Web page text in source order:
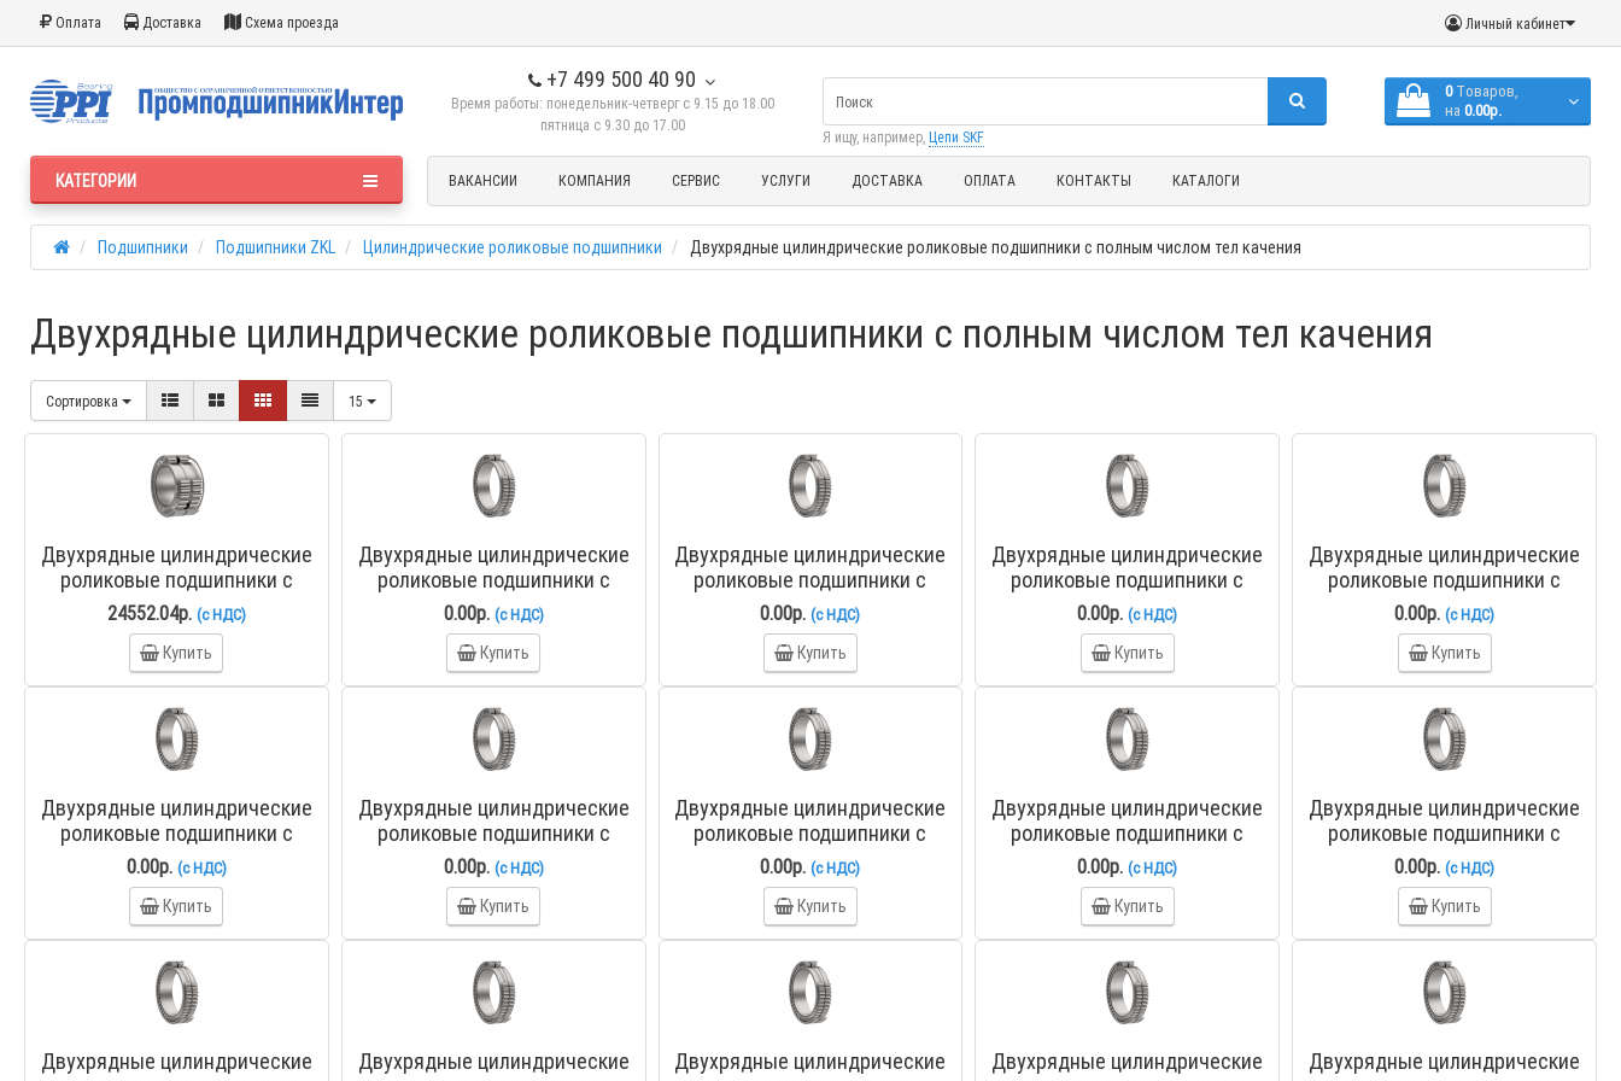
Оплата Доставка Схема проезда Личный кабинет
+7 499 500 40 90
Время работы: понедельник-четверг с 9.15 до 18.00
пятница с 9.30 до 17.00
0 Tоваров,
на 0.00р.
Я ищу, например, Цепи SKF
КАТЕГОРИИ ВАКАНСИИ КОМПАНИЯ СЕРВИС УСЛУГИ ДОСТАВКА ОПЛАТА КОНТАКТЫ КАТАЛОГИ
Подшипники Подшипники ZKL Цилиндрические роликовые подшипники Двухрядные цилиндрические роликовые подшипники с полным числом тел качения
Двухрядные цилиндрические роликовые подшипники с полным числом тел качения
Сортировка 15
Двухрядные цилиндрические
роликовые подшипники с
полным числом тел качения
NNSF5015CV ZKL
24552.04р. (с НДС)
Купить
Двухрядные цилиндрические
роликовые подшипники с
полным числом тел качения
NNS4830CV ZKL
0.00р. (с НДС)
Купить
Двухрядные цилиндрические
роликовые подшипники с
полным числом тел качения
NNS4832CV ZKL
0.00р.(с НДС)
Купить
Двухрядные цилиндрические
роликовые подшипники с
полным числом тел качения
NNS4834CV ZKL
0.00р.(с НДС)
Купить
Двухрядные цилиндрические
роликовые подшипники с
полным числом тел качения
NNS4836CV ZKL
0.00р.(с НДС)
Купить
Двухрядные цилиндрические
роликовые подшипники с
полным числом тел качения
NNS4838CV ZKL
0.00р. (с НДС)
Купить
Двухрядные цилиндрические
роликовые подшипники с
полным числом тел качения
NNS4840CV ZKL
0.00р. (с НДС)
Купить
Двухрядные цилиндрические
роликовые подшипники с
полным числом тел качения
NNS4844CV ZKL
0.00р.(с НДС)
Купить
Двухрядные цилиндрические
роликовые подшипники с
полным числом тел качения
NNS4848CV ZKL
0.00р.(с НДС)
Купить
Двухрядные цилиндрические
роликовые подшипники с
полным числом тел качения
NNS4852CV ZKL
0.00р.(с НДС)
Купить
Двухрядные цилиндрические
Двухрядные цилиндрические
Двухрядные цилиндрические
Двухрядные цилиндрические
Двухрядные цилиндрические